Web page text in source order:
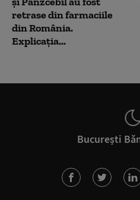
retrase din farmaciile
din România.
Explicația...
București